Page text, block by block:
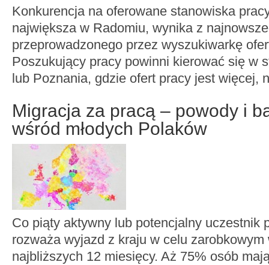
Konkurencja na oferowane stanowiska
największa w Radomiu, wynika z
przeprowadzonego przez wyszukiwarkę
Poszukujący pracy powinni kierować się w
lub Poznania, gdzie ofert pracy jest więcej,
Migracja za pracą – powody i
wśród młodych Polaków
Co piąty aktywny lub potencjalny uczestnik
rozważa wyjazd z kraju w celu
najbliższych 12 miesięcy. Aż 75% osób